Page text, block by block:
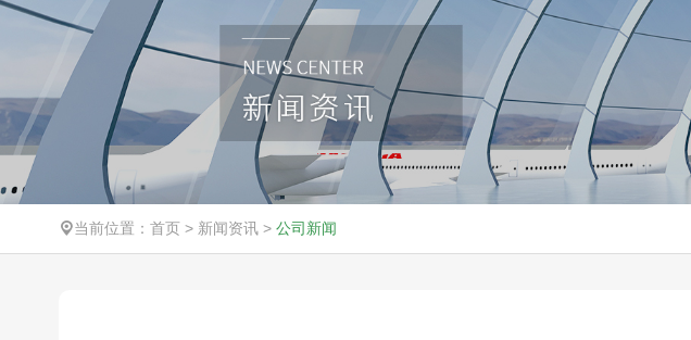
当前位置： 首页> 新闻资讯> 公司新闻